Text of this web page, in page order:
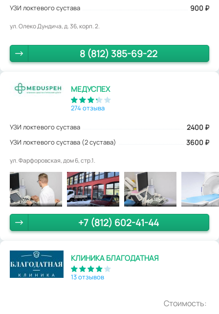
УЗИ локтевого сустава 900 ₽
ул. Олеко Дундича, д. 36, корп. 2.
8 (812) 385-69-22
МЕДУСПЕХ
274 отзыва
УЗИ локтевого сустава 2400 ₽
УЗИ локтевого сустава (2 сустава) 3600 ₽
ул. Фарфоровская, дом 6, стр.1.
+7 (812) 602-41-44
КЛИНИКА БЛАГОДАТНАЯ
13 отзывов
Стоимость: